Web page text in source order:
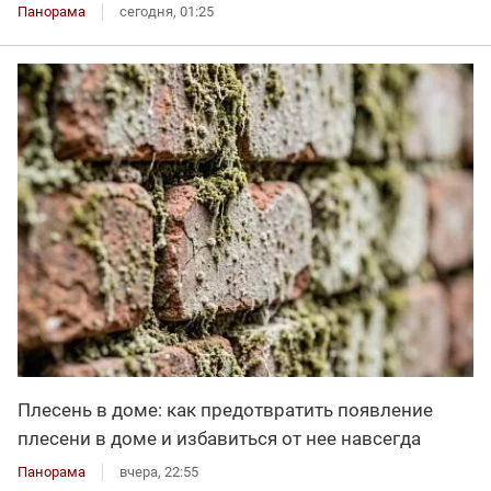
Панорама сегодня, 01:25
Плесень в доме: как предотвратить появление
плесени в доме и избавиться от нее навсегда
Панорама вчера, 22:55